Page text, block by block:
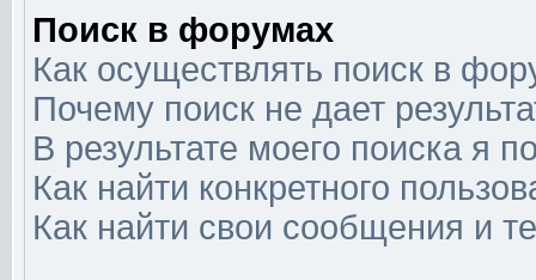
Поиск в форумах
Как осуществлять поиск в
Почему поиск не дает
В результате моего поиска я
Как найти конкретного
Как найти свои сообщения и